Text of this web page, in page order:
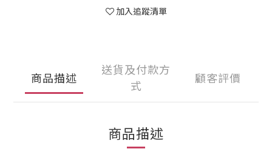
加入追蹤清單
商品描述
送貨及付款方
式
顧客評價
商品描述